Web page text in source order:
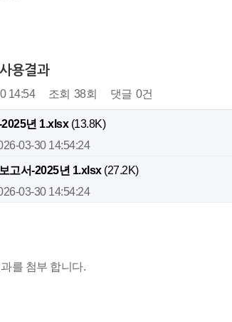
용결과
14:54 조회 38회 댓글 0건
년 1.xlsx(13.8K)
03-30 14:54:24
고서-2025년 1.xlsx(27.2K)
03-30 14:54:24
를 첨부 합니다.